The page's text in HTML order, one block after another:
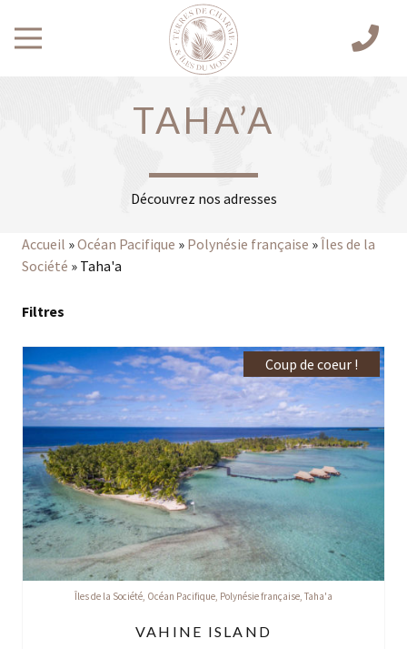
TAHA’A
Découvrez nos adresses
Accueil »Océan Pacifique » Polynésie française »Îles de la
Société » Taha'a
Filtres
Îles de la Société, Océan Pacifique, Polynésie française, Taha'a
VAHINE ISLAND
Coup de coeur !